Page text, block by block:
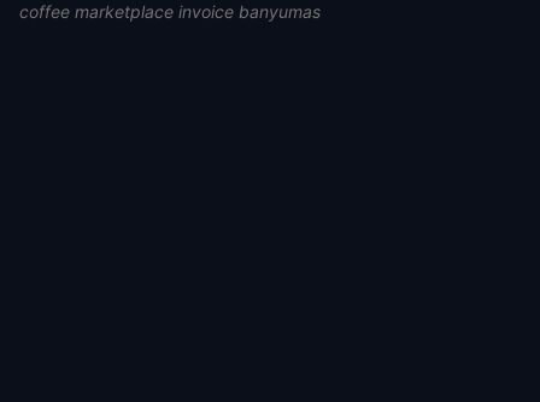
coffee marketplace invoice banyumas